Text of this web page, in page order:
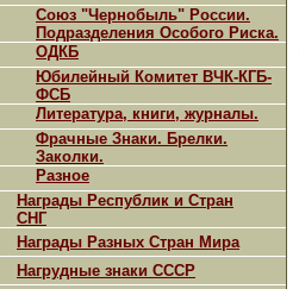
Союз "Чернобыль" России.
Подразделения Особого Риска.
ОДКБ
Юбилейный Комитет ВЧК-КГБ-
ФСБ
Литература, книги, журналы.
Фрачные Знаки. Брелки.
Заколки.
Разное
Награды Республик и Стран
СНГ
Награды Разных Стран Мира
Нагрудные знаки СССР